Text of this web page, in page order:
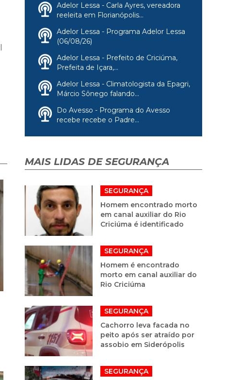
Adelor Lessa - Carla Ayres, vereadora
reeleita em Florianópolis...
Adelor Lessa - Programa Adelor Lessa
(06/08/26)
Adelor Lessa - Prefeito de Criciúma,
Prefeita de Içara,...
Adelor Lessa - Climatologista da Epagri,
Márcio Sônego falando...
Do Avesso - Programa do Avesso
recebe recebe o Padre...
MAIS LIDAS DE SEGURANÇA
SEGURANÇA
Homem encontrado morto
em canal auxiliar do Rio
Criciúma é identificado
SEGURANÇA
Homem é encontrado
morto em canal auxiliar do
Rio Criciúma
SEGURANÇA
Cachorro leva facada no
peito após ser atraído por
assobio em Siderópolis
SEGURANÇA